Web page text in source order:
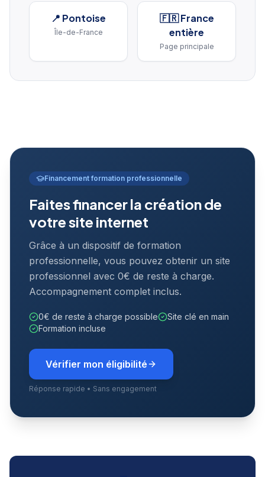
📍 Pontoise
Île-de-France
🇫🇷 France
entière
Page principale
Financement formation professionnelle
Faites financer la création de
votre site internet
Grâce à un dispositif de formation
professionnelle, vous pouvez obtenir un site
professionnel avec 0€ de reste à charge.
Accompagnement complet inclus.
0€ de reste à charge possible
Site clé en main
Formation incluse
Vérifier mon éligibilité
Réponse rapide • Sans engagement